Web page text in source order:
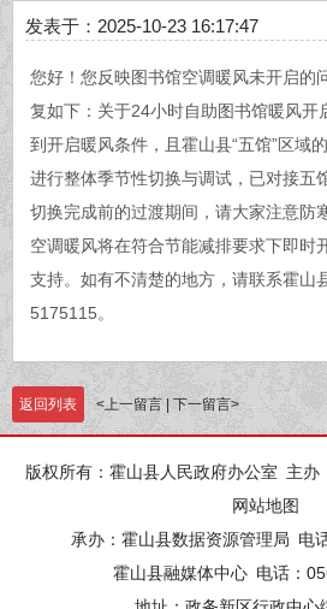
发表于：2025-10-23 16:17:47
您好！您反映图书馆空调暖风未开启的
复如下：关于24小时自助图书馆暖风开
到开启暖风条件，且霍山县“五馆”区域
进行整体季节性切换与调试，已对接五
切换完成前的过渡期间，请大家注意防
空调暖风将在符合节能减排要求下即时
支持。如有不清楚的地方，请联系霍山
5175115。
返回列表 <上一留言| 下一留言>
版权所有：霍山县人民政府办公室 主办
网站地图
承办：霍山县数据资源管理局 电
霍山县融媒体中心 电话：